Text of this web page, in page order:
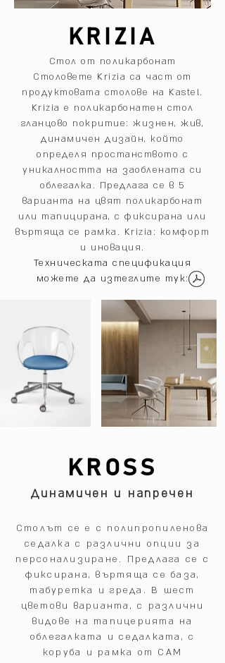
KRIZIA
Стол от поликарбонат
Столовете Krizia са част от
продуктовата столове на Kastel.
Krizia е поликарбонатен стол
гланцово покритие: жизнен, жив,
динамичен дизайн, който
определя простанството с
уникалността на заоблената си
облегалка. Предлага се в 5
варианта на цвят поликарбонат
или тапицирана, с фиксирана или
въртяща се рамка. Krizia: комфорт
и иновация.
Техническата спецификация
можете да изтеглите тук:
KROSS
Динамичен и напречен
Столът се е с полипропиленова
седалка с различни опции за
персонализиране. Предлага се с
фиксирана, въртяща се база,
табуретка и греда. В шест
цветови варианта, с различни
видове на тапицерията на
облегалката и седалката, с
коруба и рамка от CAM